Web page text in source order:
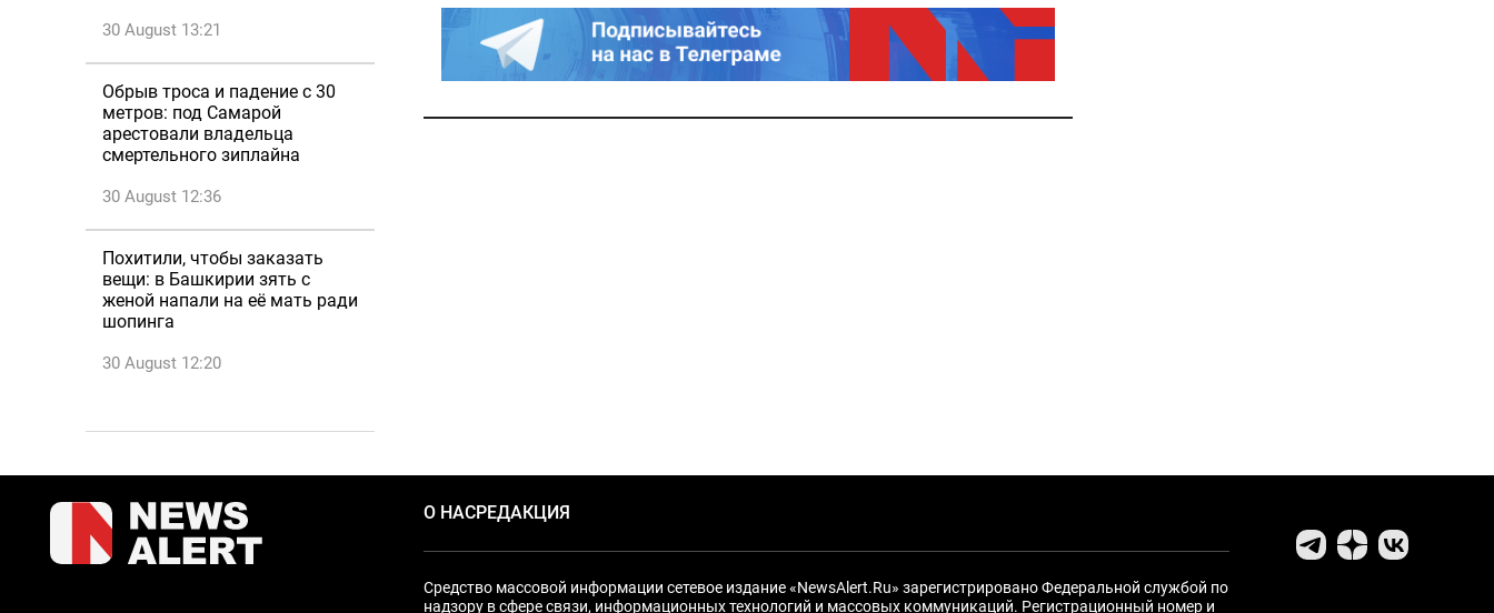
30 August 13:21
Обрыв троса и падение с 30
метров: под Самарой
арестовали владельца
смертельного зиплайна
30 August 12:36
Похитили, чтобы заказать
вещи: в Башкирии зять с
женой напали на её мать ради
шопинга
30 August 12:20
О НАСРЕДАКЦИЯ
Средство массовой информации сетевое издание «NewsAlert.Ru» зарегистрировано Федеральной службой по
надзору в сфере связи, информационных технологий и массовых коммуникаций. Регистрационный номер и